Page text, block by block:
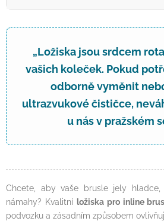
„Ložiska jsou srdcem
vašich koleček. Pokud
odborně vyměnit
ultrazvukové čističce,
u nás v pražském
Chcete, aby vaše brusle jely
námahy? Kvalitní ložiska pro inline
podvozku a zásadním způsobem